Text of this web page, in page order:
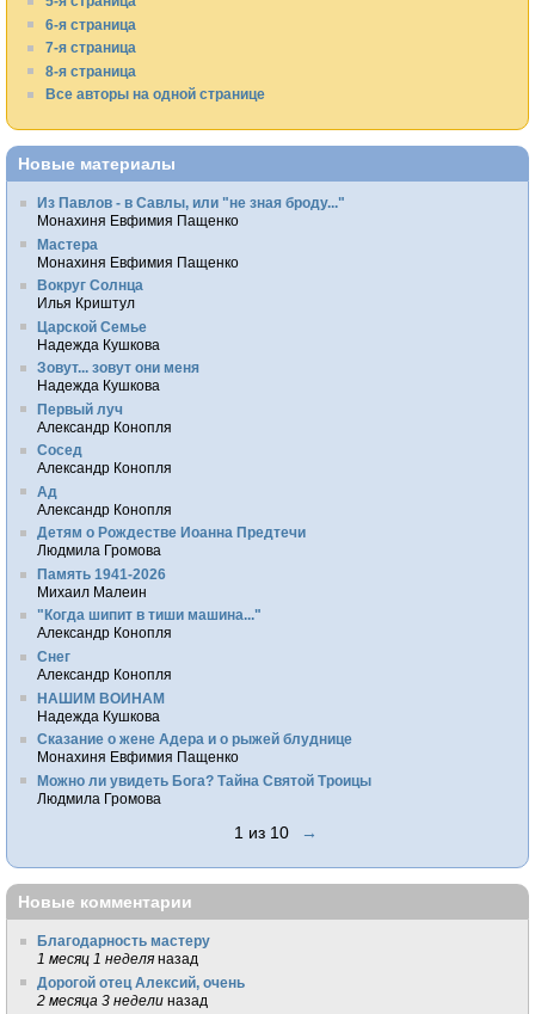
6-я страница
7-я страница
8-я страница
Все авторы на одной странице
Новые материалы
Из Павлов - в Савлы, или "не зная броду..."
Монахиня Евфимия Пащенко
Мастера
Монахиня Евфимия Пащенко
Вокруг Солнца
Илья Криштул
Царской Семье
Надежда Кушкова
Зовут... зовут они меня
Надежда Кушкова
Первый луч
Александр Конопля
Сосед
Александр Конопля
Ад
Александр Конопля
Детям о Рождестве Иоанна Предтечи
Людмила Громова
Память 1941-2026
Михаил Малеин
"Когда шипит в тиши машина..."
Александр Конопля
Снег
Александр Конопля
НАШИМ ВОИНАМ
Надежда Кушкова
Сказание о жене Адера и о рыжей блуднице
Монахиня Евфимия Пащенко
Можно ли увидеть Бога? Тайна Святой Троицы
Людмила Громова
1 из 10 →
Новые комментарии
Благодарность мастеру
1 месяц 1 неделя назад
Дорогой отец Алексий, очень
2 месяца 3 недели назад